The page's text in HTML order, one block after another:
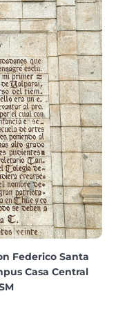
Federico Santa
Casa Central